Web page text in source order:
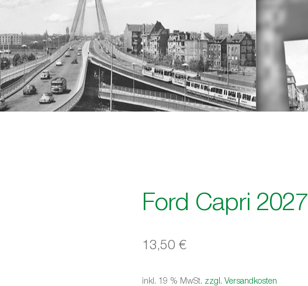
Ford Capri 2027
13,50 €
inkl. 19 % MwSt. zzgl. Versandkosten